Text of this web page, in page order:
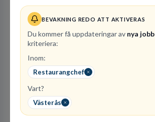
BEVAKNING REDO ATT AKTIVERAS
Du kommer få uppdateringar av nya jobb
kriteriera:
Inom:
Restaurangchef
Vart?
Västerås
Advokatbyrån